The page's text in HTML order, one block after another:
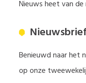
Nieuws heet van de
Benieuwd naar het
op onze